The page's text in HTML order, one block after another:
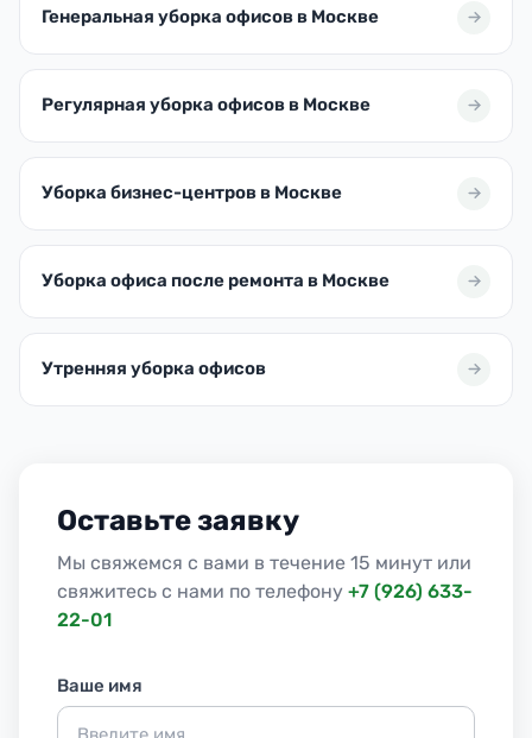
Генеральная уборка офисов в Москве
Регулярная уборка офисов в Москве
Уборка бизнес-центров в Москве
Уборка офиса после ремонта в Москве
Утренняя уборка офисов
Оставьте заявку
Мы свяжемся с вами в течение 15 минут или
свяжитесь с нами по телефону +7 (926) 633-
22-01
Ваше имя